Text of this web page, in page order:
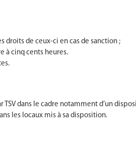
droits de ceux-ci en cas de sanction ;
à cinq cents heures.
dans le cadre notamment d’un
les locaux mis à sa disposition.